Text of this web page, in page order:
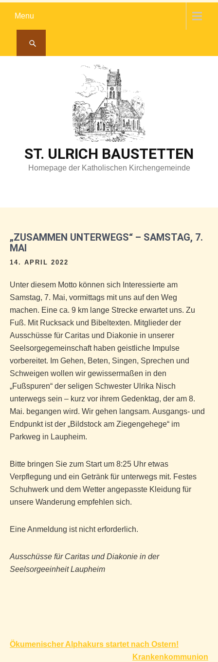
Menu
ST. ULRICH BAUSTETTEN
Homepage der Katholischen Kirchengemeinde
„ZUSAMMEN UNTERWEGS“ – SAMSTAG, 7.
MAI
14. APRIL 2022
Unter diesem Motto können sich Interessierte am
Samstag, 7. Mai, vormittags mit uns auf den Weg
machen. Eine ca. 9 km lange Strecke erwartet uns. Zu
Fuß. Mit Rucksack und Bibeltexten. Mitglieder der
Ausschüsse für Caritas und Diakonie in unserer
Seelsorgegemeinschaft haben geistliche Impulse
vorbereitet. Im Gehen, Beten, Singen, Sprechen und
Schweigen wollen wir gewissermaßen in den
„Fußspuren“ der seligen Schwester Ulrika Nisch
unterwegs sein – kurz vor ihrem Gedenktag, der am 8.
Mai. begangen wird. Wir gehen langsam. Ausgangs- und
Endpunkt ist der „Bildstock am Ziegengehege“ im
Parkweg in Laupheim.
Bitte bringen Sie zum Start um 8:25 Uhr etwas
Verpflegung und ein Getränk für unterwegs mit. Festes
Schuhwerk und dem Wetter angepasste Kleidung für
unsere Wanderung empfehlen sich.
Eine Anmeldung ist nicht erforderlich.
Ausschüsse für Caritas und Diakonie in der
Seelsorgeeinheit Laupheim
Beitragsnavigation
Ökumenischer Alphakurs startet nach Ostern!
Krankenkommunion